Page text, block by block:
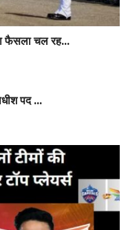
फैसला चल रह...
पद ...